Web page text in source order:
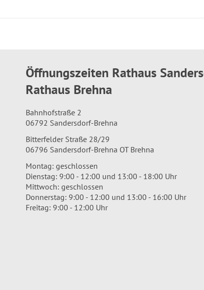
Öffnungszeiten Rathaus
Rathaus Brehna
Bahnhofstraße 2
06792 Sandersdorf-Brehna
Bitterfelder Straße 28/29
06796 Sandersdorf-Brehna OT Brehna
Montag: geschlossen
Dienstag: 9:00 - 12:00 und 13:00 - 18:00 Uhr
Mittwoch: geschlossen
Donnerstag: 9:00 - 12:00 und 13:00 - 16:00 Uhr
Freitag: 9:00 - 12:00 Uhr